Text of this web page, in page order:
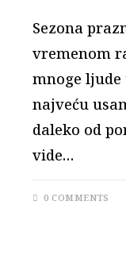
Sezona
vremenom
mnoge ljude
najveću
daleko od
vide…
0 COMMENTS